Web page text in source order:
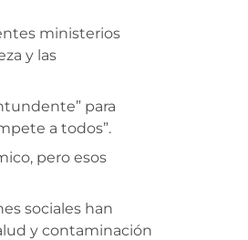
ministerios
y las
para
a todos”.
pero esos
sociales han
y contaminación